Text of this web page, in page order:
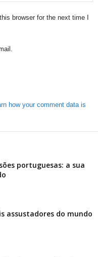
browser for the next time I
how your comment data is
portuguesas: a sua
assustadores do mundo